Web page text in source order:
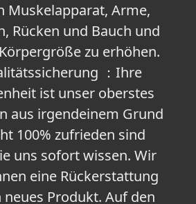
Muskelapparat, Arme,
Rücken und Bauch und
zu erhöhen.
：Ihre
ist unser oberstes
aus irgendeinem Grund
100% zufrieden sind
uns sofort wissen. Wir
eine Rückerstattung
neues Produkt. Auf den